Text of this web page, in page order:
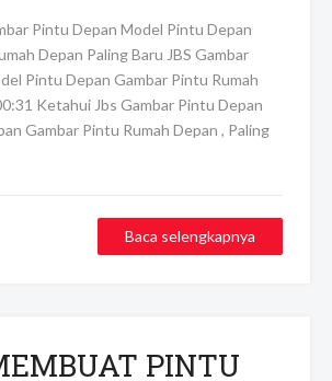
Pintu Depan Model Pintu Depan
Depan Paling Baru JBS Gambar
Pintu Depan Gambar Pintu Rumah
Ketahui Jbs Gambar Pintu Depan
Gambar Pintu Rumah Depan , Paling
Baca selengkapnya
PINTU